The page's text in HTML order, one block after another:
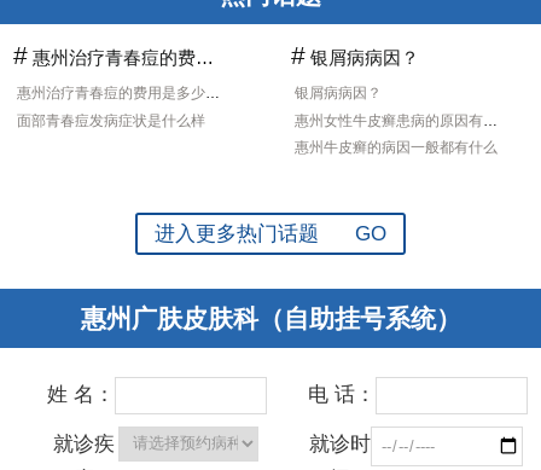
# 惠州治疗青春痘的费用是多少?青春痘的症状有什
惠州治疗青春痘的费用是多少?青春痘的症状有什
面部青春痘发病症状是什么样
# 银屑病病因？
银屑病病因？
惠州女性牛皮癣患病的原因有哪些
惠州牛皮癣的病因一般都有什么
进入更多热门话题 GO
惠州广肤皮肤科（自助挂号系统）
姓 名： 电 话：
就诊疾
就诊时